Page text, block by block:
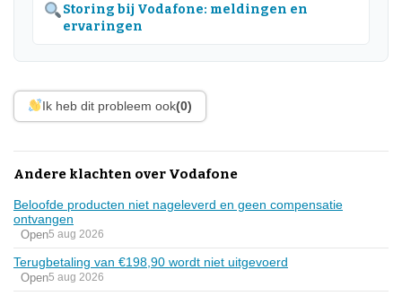
Storing bij Vodafone: meldingen en
ervaringen
Ik heb dit probleem ook(0)
Andere klachten over Vodafone
Beloofde producten niet nageleverd en geen compensatie
ontvangen
Open5 aug 2026
Terugbetaling van €198,90 wordt niet uitgevoerd
Open5 aug 2026